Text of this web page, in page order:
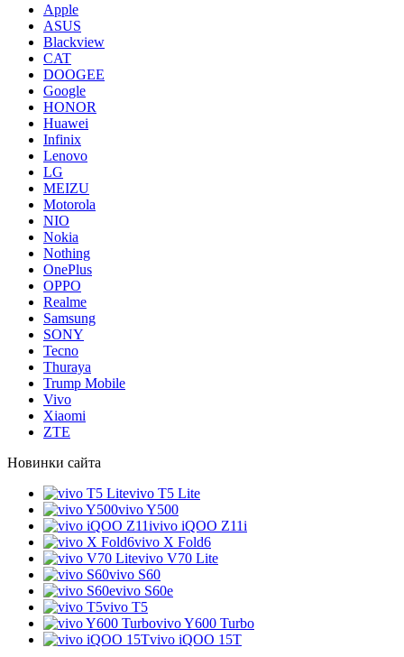
Apple
ASUS
Blackview
CAT
DOOGEE
Google
HONOR
Huawei
Infinix
Lenovo
LG
MEIZU
Motorola
NIO
Nokia
Nothing
OnePlus
OPPO
Realme
Samsung
SONY
Tecno
Thuraya
Trump Mobile
Vivo
Xiaomi
ZTE
Новинки сайта
vivo T5 Lite
vivo Y500
vivo iQOO Z11i
vivo X Fold6
vivo V70 Lite
vivo S60
vivo S60e
vivo T5
vivo Y600 Turbo
vivo iQOO 15T